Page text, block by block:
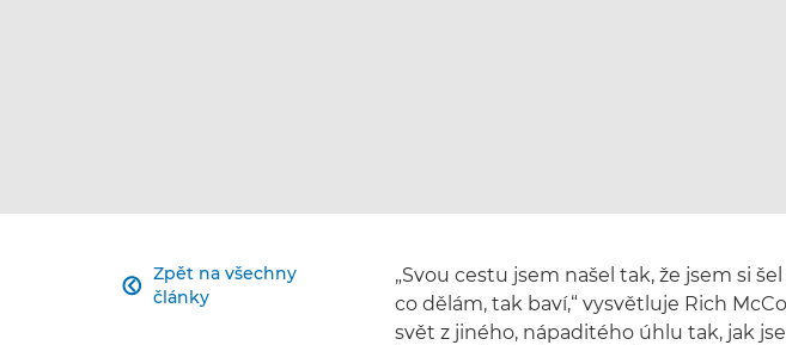
Zpět na všechny
články

„Svou cestu jsem našel tak, že jsem si
co dělám, tak baví,“ vysvětluje Rich
svět z jiného, nápaditého úhlu tak, jak